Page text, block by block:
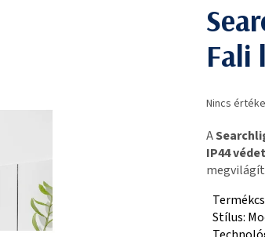
Fali
termék
értékelése
5-
ből
0,0
csillag.
Nincs
A
IP44
Stílus: